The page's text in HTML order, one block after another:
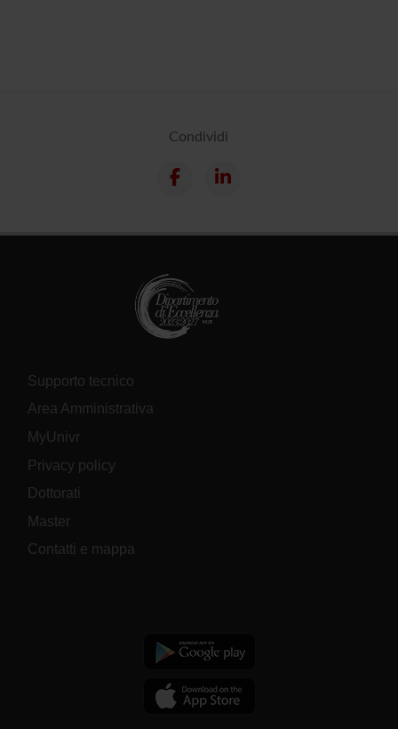
Condividi
Supporto tecnico
Area Amministrativa
MyUnivr
Privacy policy
Dottorati
Master
Contatti e mappa